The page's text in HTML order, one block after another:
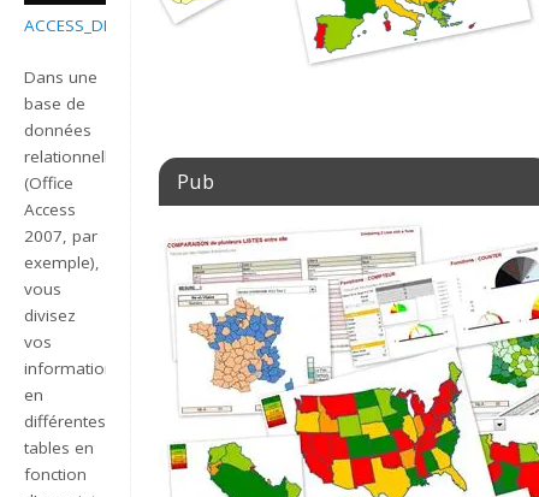
ACCESS_DEFINIR_LA_CLEF_PRIMAIRE
Dans une
base de
données
relationnelle
(Office
Access
2007, par
exemple),
vous
divisez
vos
informations
en
différentes
tables en
fonction
Pub